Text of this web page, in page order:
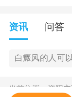
资讯 问答
白癜风的人可
当前位置： 资阳